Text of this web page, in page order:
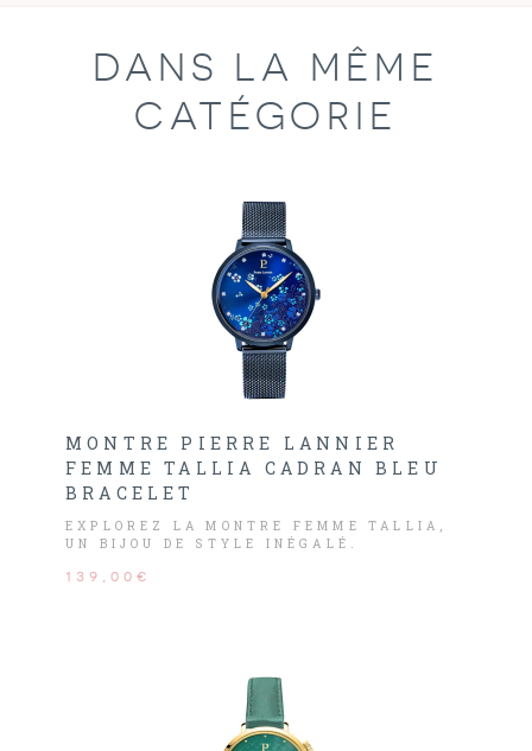
DANS LA MÊME
CATÉGORIE
MONTRE PIERRE LANNIER
FEMME TALLIA CADRAN BLEU
BRACELET
EXPLOREZ LA MONTRE FEMME TALLIA,
UN BIJOU DE STYLE INÉGALÉ.
139,00€